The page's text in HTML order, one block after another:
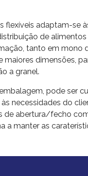
flexíveis adaptam-se
de
tanto em mono
maiores dimensões,
a granel.
pode ser
necessidades do
de abertura/fecho
a manter as